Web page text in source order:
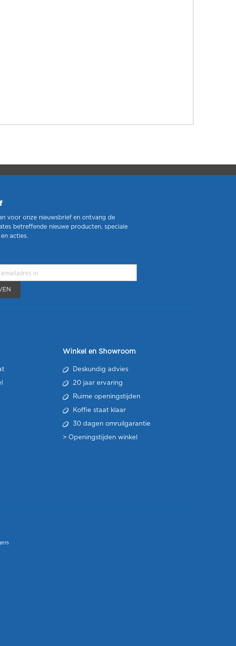
voor onze nieuwsbrief en ontvang de
betreffende nieuwe producten, speciale
acties.
Winkel en Showroom
Deskundig advies
20 jaar ervaring
Ruime openingstijden
Koffie staat klaar
30 dagen omruilgarantie
> Openingstijden winkel